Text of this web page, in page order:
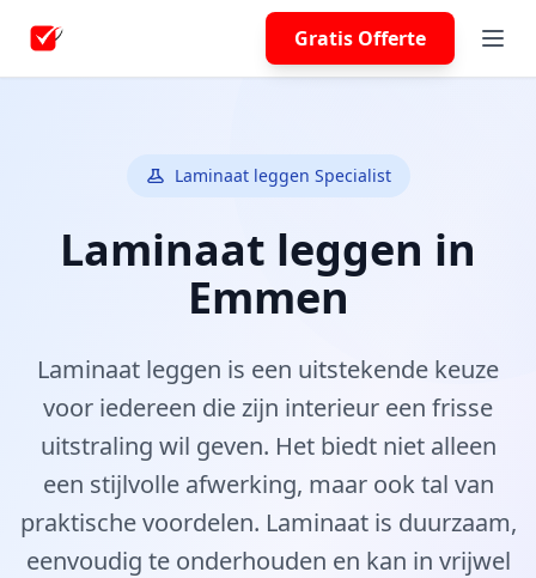
Gratis Offerte
Laminaat leggen Specialist
Laminaat leggen in
Emmen
Laminaat leggen is een uitstekende keuze
voor iedereen die zijn interieur een frisse
uitstraling wil geven. Het biedt niet alleen
een stijlvolle afwerking, maar ook tal van
praktische voordelen. Laminaat is duurzaam,
eenvoudig te onderhouden en kan in vrijwel